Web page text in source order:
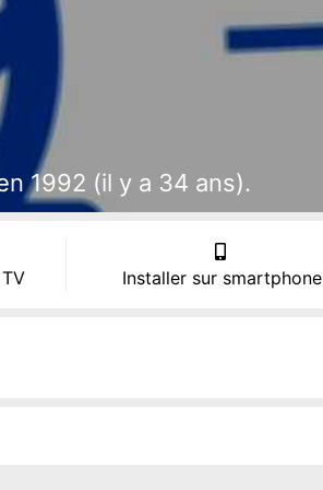
1992 (il y a 34 ans).
Installer sur smartphone